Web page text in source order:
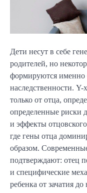
Дети несут в себе
родителей, но
формируются именно
наследственности.
только от отца,
определенные риски
и эффекты
где гены отца
образом.
подтверждают: отец
и специфические
ребенка от зачатия